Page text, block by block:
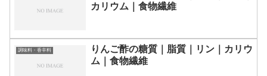
カリウム｜食物繊維
調味料・香辛料
りんご酢の糖質｜脂質｜リン｜カリウ
ム｜食物繊維